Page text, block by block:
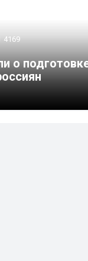
4169
о